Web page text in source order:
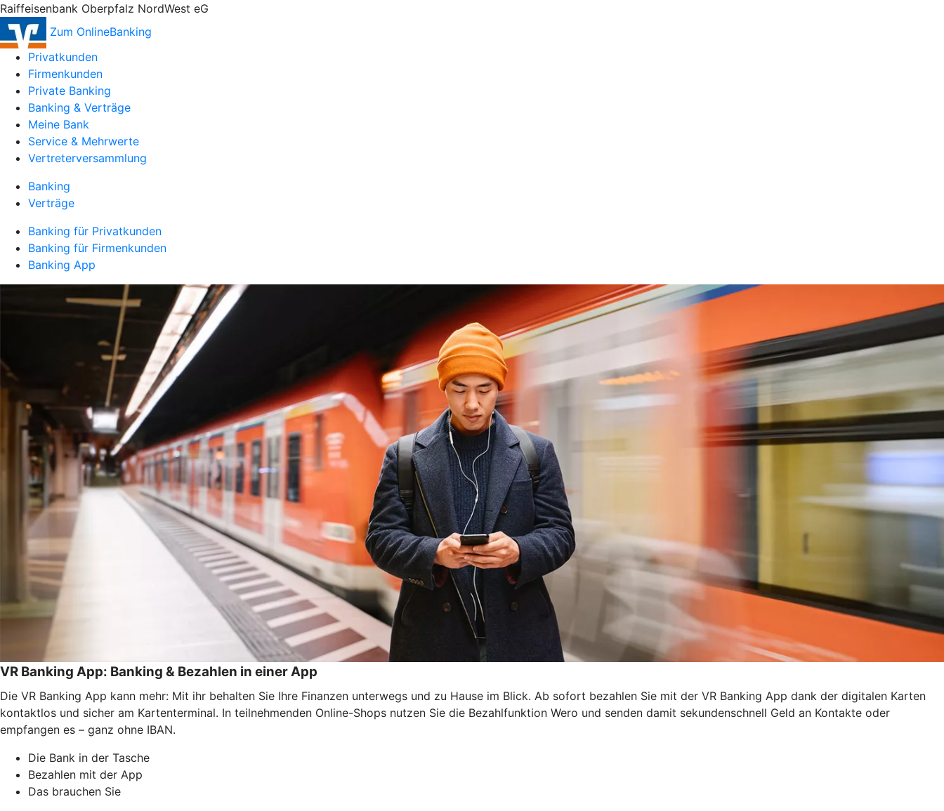
Raiffeisenbank Oberpfalz NordWest eG
Zum OnlineBanking
Privatkunden
Firmenkunden
Private Banking
Banking & Verträge
Meine Bank
Service & Mehrwerte
Vertreterversammlung
Banking
Verträge
Banking für Privatkunden
Banking für Firmenkunden
Banking App
VR Banking App: Banking & Bezahlen in einer App
Die VR Banking App kann mehr: Mit ihr behalten Sie Ihre Finanzen unterwegs und zu Hause im Blick. Ab sofort bezahlen Sie mit der VR Banking App dank der digitalen Karten
kontaktlos und sicher am Kartenterminal. In teilnehmenden Online-Shops nutzen Sie die Bezahlfunktion Wero und senden damit sekundenschnell Geld an Kontakte oder
empfangen es – ganz ohne IBAN.
Die Bank in der Tasche
Bezahlen mit der App
Das brauchen Sie